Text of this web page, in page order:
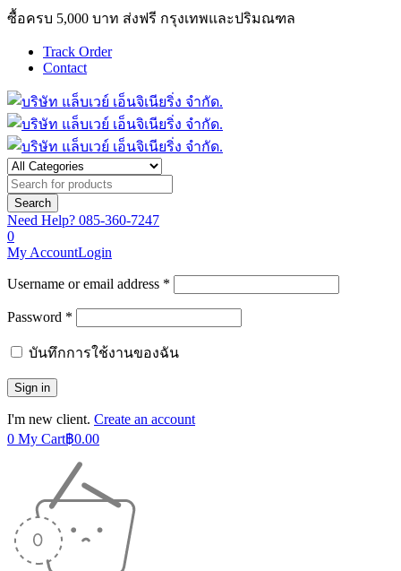
ซื้อครบ 5,000 บาท ส่งฟรี กรุงเทพและปริมณฑล
Track Order
Contact
Need Help? 085-360-7247
0
My AccountLogin
Username or email address *
Password *
บันทึกการใช้งานของฉัน
I'm new client. Create an account
0 My Cart฿0.00